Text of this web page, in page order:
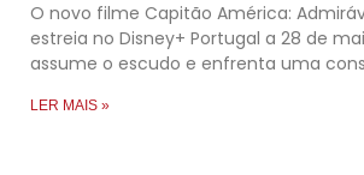
O novo filme Capitão América:
estreia no Disney+ Portugal a 28 de
assume o escudo e enfrenta uma
LER MAIS »